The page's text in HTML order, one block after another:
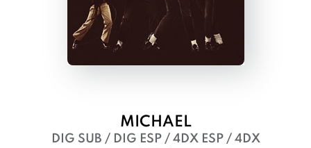
MICHAEL
DIG SUB / DIG ESP / 4DX ESP / 4DX